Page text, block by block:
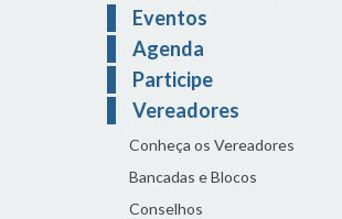
Eventos
Agenda
Participe
Vereadores
Conheça os Vereadores
Bancadas e Blocos
Conselhos